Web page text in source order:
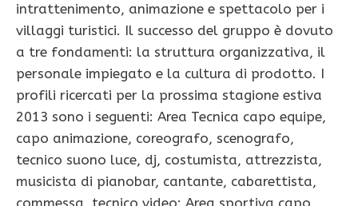
intrattenimento, animazione e spettacolo per i
villaggi turistici. Il successo del gruppo è dovuto
a tre fondamenti: la struttura organizzativa, il
personale impiegato e la cultura di prodotto. I
profili ricercati per la prossima stagione estiva
2013 sono i seguenti: Area Tecnica capo equipe,
capo animazione, coreografo, scenografo,
tecnico suono luce, dj, costumista, attrezzista,
musicista di pianobar, cantante, cabarettista,